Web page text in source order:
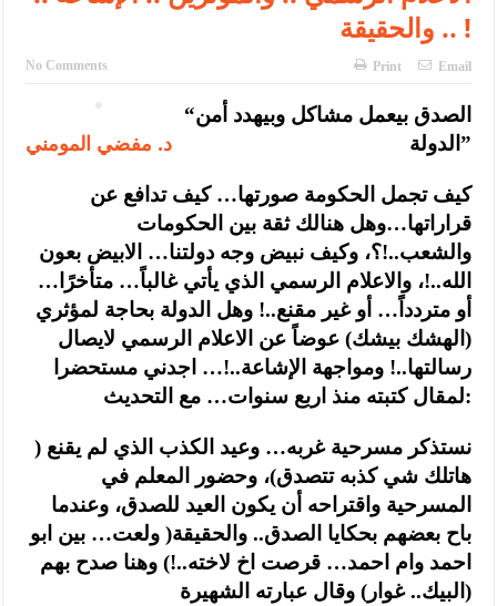
والحقيقة .. !
No Comments Print Email
د. مفضي المومني
“الصدق بيعمل مشاكل وبيهدد أمن
الدولة”
كيف تجمل الحكومة صورتها… كيف تدافع عن
قراراتها…وهل هنالك ثقة بين الحكومات
والشعب..!؟، وكيف نبيض وجه دولتنا… الابيض بعون
الله..!، والاعلام الرسمي الذي يأتي غالباً… متأخرًا…
أو متردداً… أو غير مقنع..! وهل الدولة بحاجة لمؤثري
(الهشك بيشك) عوضاً عن الاعلام الرسمي لايصال
رسالتها..! ومواجهة الإشاعة..!… اجدني مستحضرا
لمقال كتبته منذ اربع سنوات… مع التحديث:
نستذكر مسرحية غربه… وعيد الكذب الذي لم يقنع (
هاتلك شي كذبه تتصدق)، وحضور المعلم في
المسرحية واقتراحه أن يكون العيد للصدق، وعندما
باح بعضهم بحكايا الصدق.. والحقيقة( ولعت… بين ابو
احمد وام احمد… قرصت اخ لاخته..!) وهنا صدح بهم
(البيك.. غوار) وقال عبارته الشهيرة